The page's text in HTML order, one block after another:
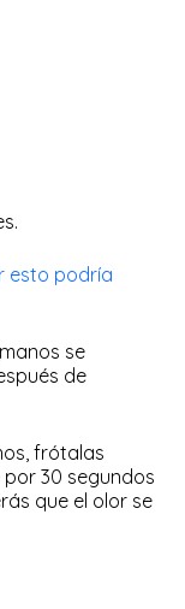
esto podría
se
de
frótalas
30 segundos
que el olor se